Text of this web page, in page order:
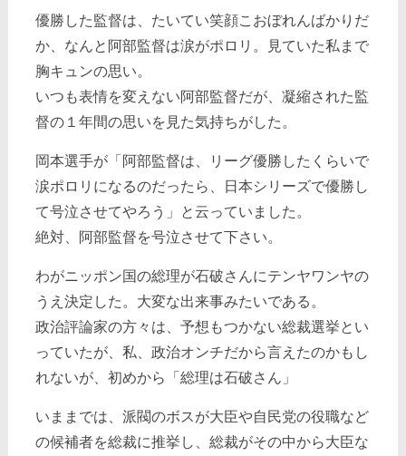
優勝した監督は、たいてい笑顔こおぼれんばかりだ
か、なんと阿部監督は涙がポロリ。見ていた私まで
胸キュンの思い。
いつも表情を変えない阿部監督だが、凝縮された監
督の１年間の思いを見た気持ちがした。
岡本選手が「阿部監督は、リーグ優勝したくらいで
涙ポロリになるのだったら、日本シリーズで優勝し
て号泣させてやろう」と云っていました。
絶対、阿部監督を号泣させて下さい。
わがニッポン国の総理が石破さんにテンヤワンヤの
うえ決定した。大変な出来事みたいである。
政治評論家の方々は、予想もつかない総裁選挙とい
っていたが、私、政治オンチだから言えたのかもし
れないが、初めから「総理は石破さん」
いままでは、派閥のボスが大臣や自民党の役職など
の候補者を総裁に推挙し、総裁がその中から大臣な